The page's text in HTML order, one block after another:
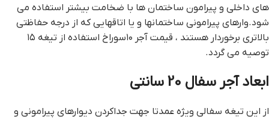
های داخلی و پیرامون ساختمان ها با ضخامت بیشتر استفاده می
شود.وارهای پیرامونی ساختمانها و یا اتاقهایی که از درجه حفاظتی
بالاتری برخوردار هستند ، قیمت آجر ۱۰سوراخ استفاده از تیغه ۱۵
توصیه می گردد.
ابعاد آجر سفال 20 سانتی
از این تیغه سفالی ویژه عمدتا جهت جداکردن دیوارهای پیرامونی و